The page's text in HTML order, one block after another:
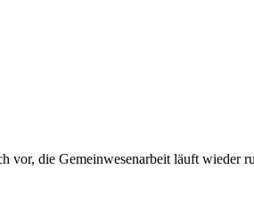
die Gemeinwesenarbeit läuft wieder